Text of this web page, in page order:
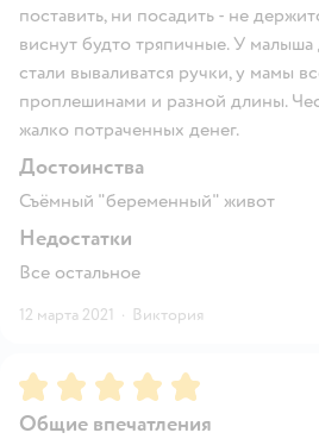
поставить, ни посадить - не
виснут будто тряпичные. У
стали вываливатся ручки, у мамы
проплешинами и разной длины.
жалко потраченных денег.
Достоинства
Съёмный "беременный" живот
Недостатки
Все остальное
12 марта 2021 · Виктория
Рейтинг:5
Общие впечатления